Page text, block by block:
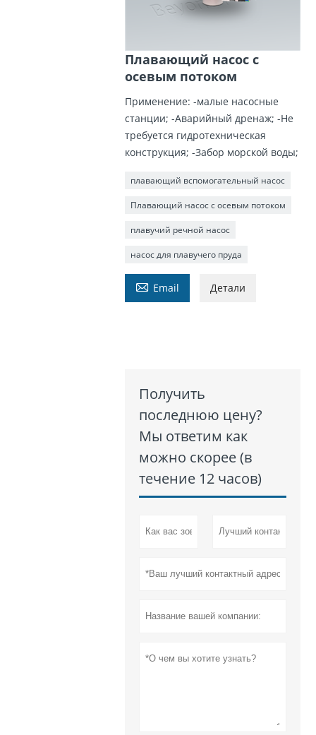
Плавающий насос с
осевым потоком
Применение: -малые насосные
станции; -Аварийный дренаж; -Не
требуется гидротехническая
конструкция; -Забор морской воды;
плавающий вспомогательный насос
Плавающий насос с осевым потоком
плавучий речной насос
насос для плавучего пруда
 Email Детали
Получить
последнюю цену?
Мы ответим как
можно скорее (в
течение 12 часов)